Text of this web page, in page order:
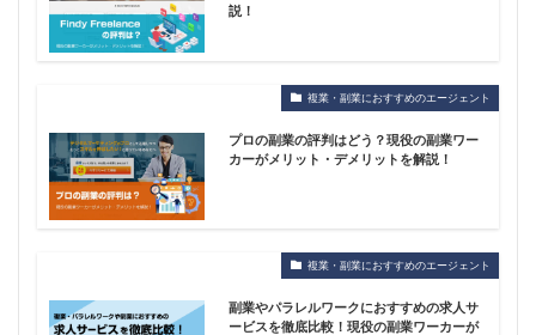
説！
複業・副業におすすめのエージェント
プロの副業の評判はどう？現役の副業ワー
カーがメリット・デメリットを解説！
複業・副業におすすめのエージェント
副業やパラレルワークにおすすめの求人サ
ービスを徹底比較！現役の副業ワーカーが